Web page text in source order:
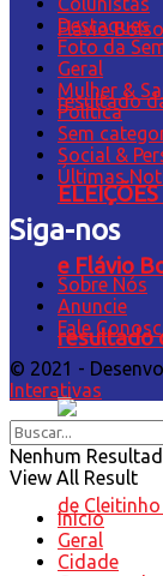
e Flávio
resultado
Destaques
Foto da
Geral
Mulher &
Política
Sem
Social &
Últimas
Siga-nos
Sobre Nós
Anuncie
Fale
© 2021 -
Interativas
Nenhum
View All Result
Início
Geral
Cidade